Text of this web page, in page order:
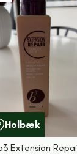
Holbæk
Extension